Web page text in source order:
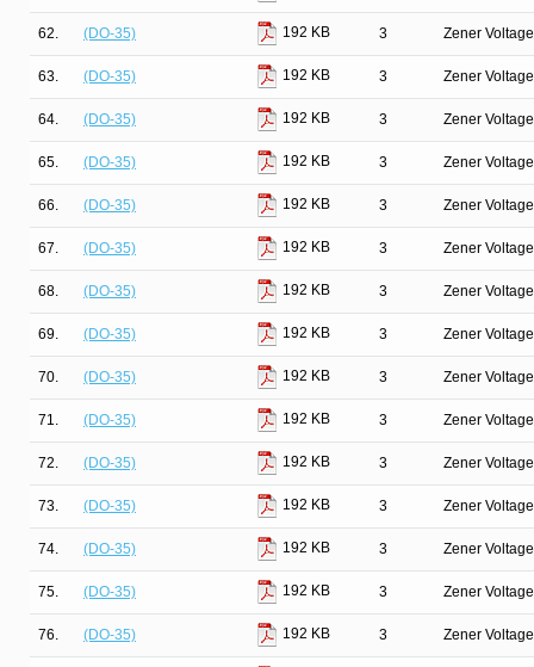
62. (DO-35) 192 KB 3 Zener
63. (DO-35) 192 KB 3 Zener
64. (DO-35) 192 KB 3 Zener
65. (DO-35) 192 KB 3 Zener
66. (DO-35) 192 KB 3 Zener
67. (DO-35) 192 KB 3 Zener
68. (DO-35) 192 KB 3 Zener
69. (DO-35) 192 KB 3 Zener
70. (DO-35) 192 KB 3 Zener
71. (DO-35) 192 KB 3 Zener
72. (DO-35) 192 KB 3 Zener
73. (DO-35) 192 KB 3 Zener
74. (DO-35) 192 KB 3 Zener
75. (DO-35) 192 KB 3 Zener
76. (DO-35) 192 KB 3 Zener